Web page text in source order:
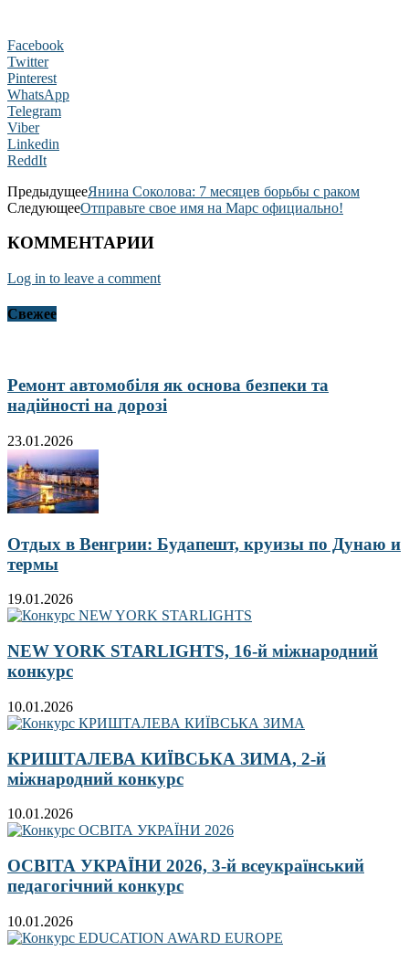
Facebook
Twitter
Pinterest
WhatsApp
Telegram
Viber
Linkedin
ReddIt
ПредыдущееЯнина Соколова: 7 месяцев борьбы с раком
СледующееОтправьте свое имя на Марс официально!
КОММЕНТАРИИ
Log in to leave a comment
Свежее
Ремонт автомобіля як основа безпеки та
надійності на дорозі
23.01.2026
Отдых в Венгрии: Будапешт, круизы по Дунаю и
термы
19.01.2026
NEW YORK STARLIGHTS, 16-й міжнародний
конкурс
10.01.2026
КРИШТАЛЕВА КИЇВСЬКА ЗИМА, 2-й
міжнародний конкурс
10.01.2026
ОСВІТА УКРАЇНИ 2026, 3-й всеукраїнський
педагогічний конкурс
10.01.2026